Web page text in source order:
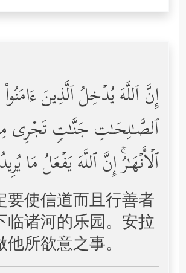
إِنَّ ٱللَّهَ یُدۡخِلُ ٱلَّذِینَ
ٱلصَّـٰلِحَـٰتِ جَنَّـٰتࣲ تَجۡرِی
ٱلۡأَنۡهَـٰرُۚ إِنَّ ٱللَّهَ یَفۡعَلُ مَا یُرِیدُ
要使信道而且行善者
临诸河的乐园。安拉
所欲意之事。